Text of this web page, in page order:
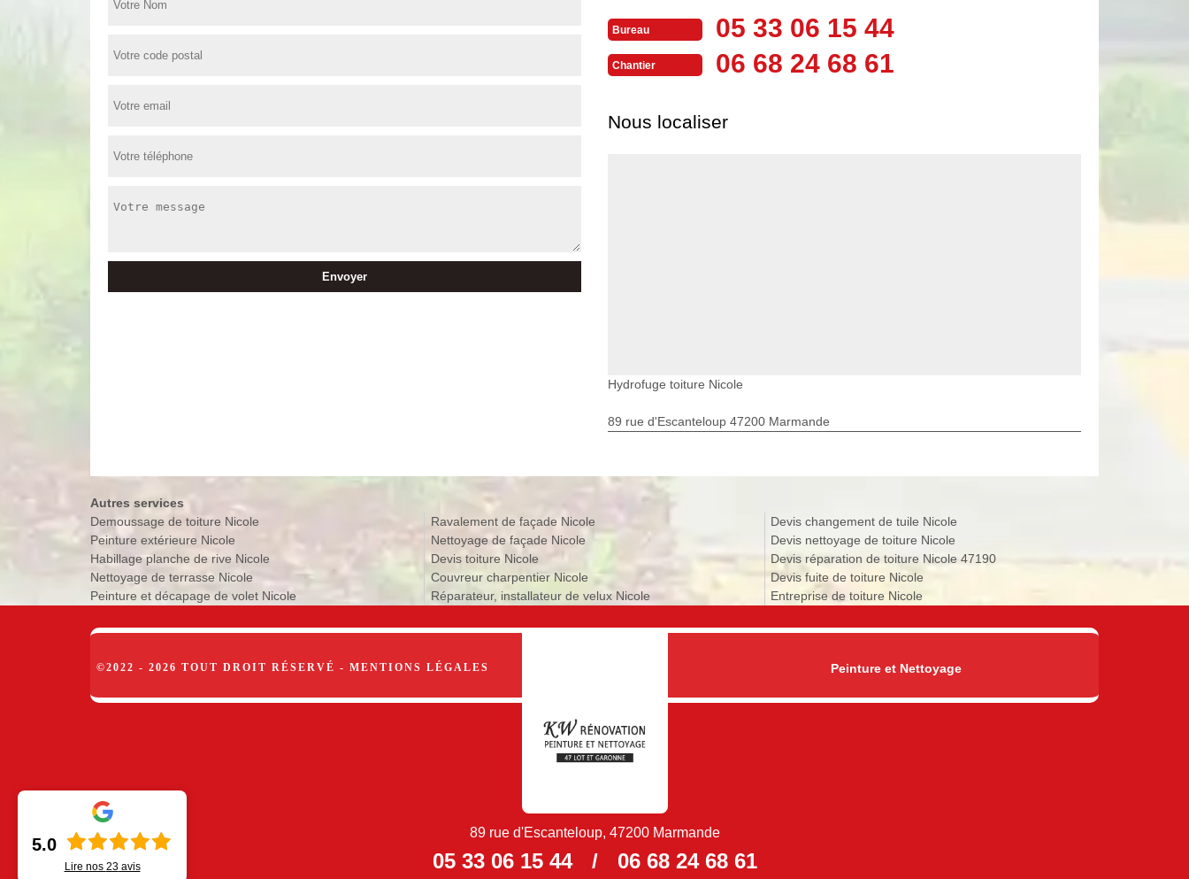
Bureau 05 33 06 15 44
Chantier 06 68 24 68 61
Nous localiser
Hydrofuge toiture Nicole
89 rue d'Escanteloup 47200 Marmande
Autres services
Demoussage de toiture Nicole
Peinture extérieure Nicole
Habillage planche de rive Nicole
Nettoyage de terrasse Nicole
Peinture et décapage de volet Nicole
Ravalement de façade Nicole
Nettoyage de façade Nicole
Devis toiture Nicole
Couvreur charpentier Nicole
Réparateur, installateur de velux Nicole
Devis changement de tuile Nicole
Devis nettoyage de toiture Nicole
Devis réparation de toiture Nicole 47190
Devis fuite de toiture Nicole
Entreprise de toiture Nicole
©2022 - 2026 TOUT DROIT RÉSERVÉ - MENTIONS LÉGALES Peinture et Nettoyage
89 rue d'Escanteloup, 47200 Marmande
05 33 06 15 44 / 06 68 24 68 61
5.0
Lire nos 23avis